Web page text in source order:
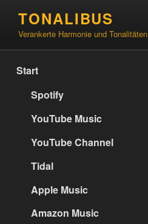
springen
TONALIBUS
Verankerte Harmonie und Tonalitäten
Start
Spotify
YouTube Music
YouTube Channel
Tidal
Apple Music
Amazon Music